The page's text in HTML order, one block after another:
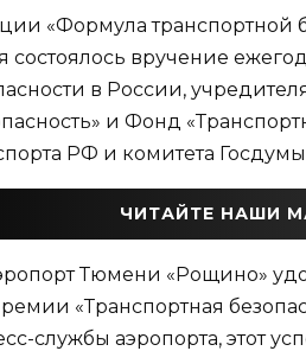
«Формула транспортной
состоялось вручение
в России,
и Фонд
РФ и комитета Госдумы
ЧИТАЙТЕ НАШИ
Тюмени «Рощино»
«Транспортная
службы аэропорта, этот